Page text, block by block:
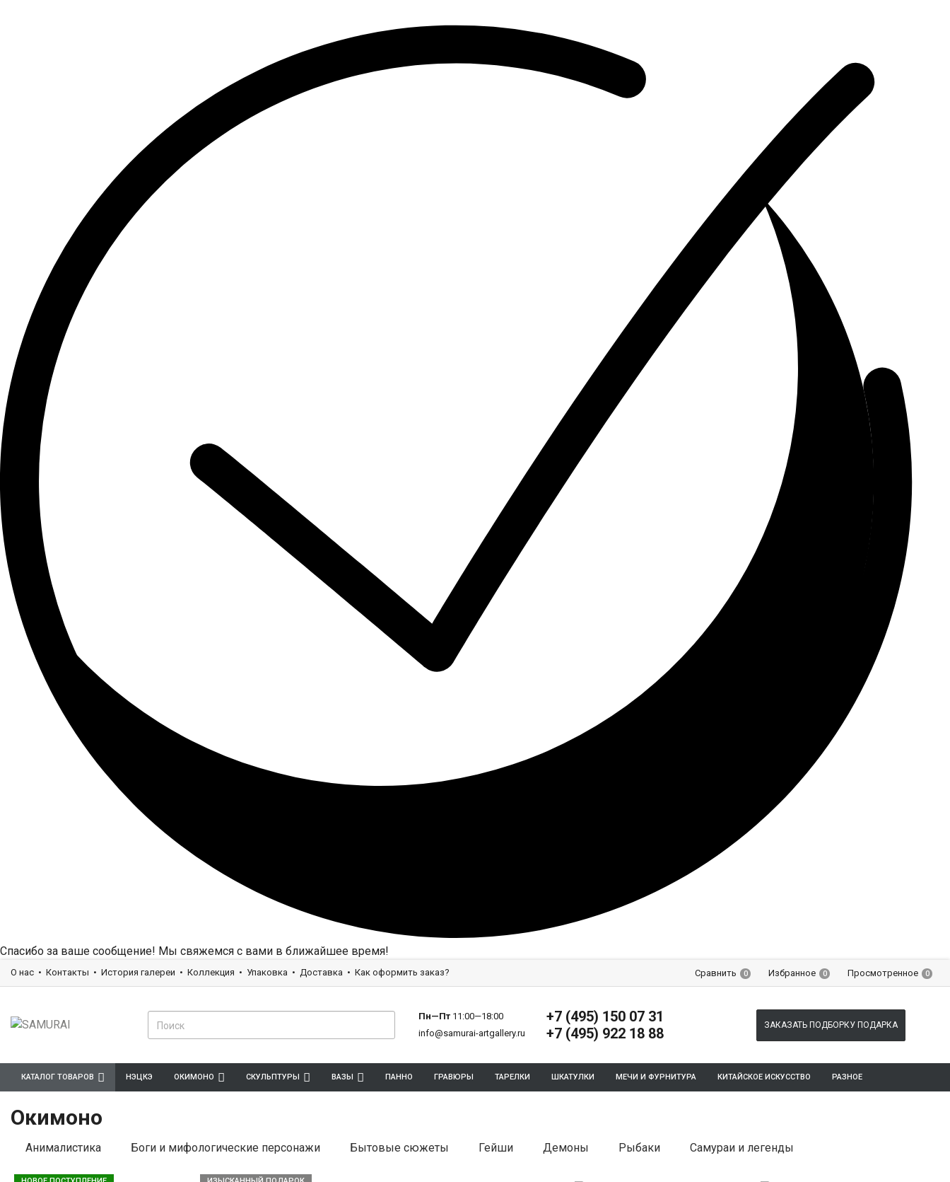
Спасибо за ваше сообщение! Мы свяжемся с вами в ближайшее время!
О нас Контакты История галереи Коллекция Упаковка Доставка Как оформить заказ? Сравнить 0 Избранное 0 Просмотренное 0
Пн—Пт 11:00—18:00
info@samurai-artgallery.ru
+7 (495) 150 07 31
+7 (495) 922 18 88
ЗАКАЗАТЬ ПОДБОРКУ ПОДАРКА
КАТАЛОГ ТОВАРОВ НЭЦКЭ ОКИМОНО СКУЛЬПТУРЫ ВАЗЫ ПАННО ГРАВЮРЫ ТАРЕЛКИ ШКАТУЛКИ МЕЧИ И ФУРНИТУРА КИТАЙСКОЕ ИСКУССТВО РАЗНОЕ
Окимоно
Анималистика Боги и мифологические персонажи Бытовые сюжеты Гейши Демоны Рыбаки Самураи и легенды